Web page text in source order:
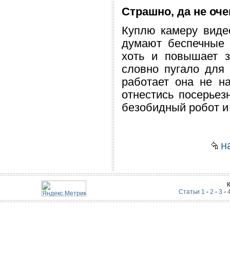
Страшно, да не
Куплю камеру
думают беспечные
хоть и повышает
словно пугало
работает она не
отнестись
безобидный робот
Статьи 1 - 2 - 3 -